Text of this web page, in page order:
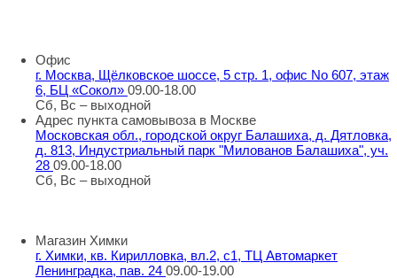
Офис
г. Москва, Щёлковское шоссе, 5 стр. 1, офис No 607, этаж
6, БЦ «Сокол» 09.00-18.00
Сб, Вс – выходной
Адрес пункта самовывоза в Москве
Московская обл., городской округ Балашиха, д. Дятловка,
д. 813, Индустриальный парк "Милованов Балашиха", уч.
28 09.00-18.00
Сб, Вс – выходной
Магазин Химки
г. Химки, кв. Кирилловка, вл.2, с1, ТЦ Автомаркет
Ленинградка, пав. 24 09.00-19.00